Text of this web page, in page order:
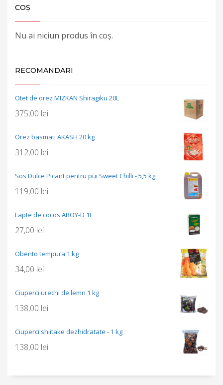
COȘ
Nu ai niciun produs în coș.
RECOMANDARI
Otet de orez MIZKAN Shiragiku 20L
375,00 lei
Orez basmati AKASH 20 kg
312,00 lei
Sos Dulce Picant pentru pui Sweet Chilli - 5,5 kg
119,00 lei
Lapte de cocos AROY-D 1L
27,00 lei
Obento tempura 1 kg
34,00 lei
Ciuperci urechi de lemn 1 kg
138,00 lei
Ciuperci shiitake dezhidratate - 1 kg
138,00 lei